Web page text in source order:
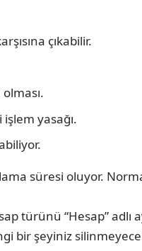
çıkabilir.
yasağı.
süresi oluyor.
türünü “Hesap”
bir şeyiniz